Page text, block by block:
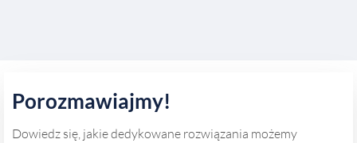
Porozmawiajmy!
Dowiedz się, jakie dedykowane rozwiązania możemy